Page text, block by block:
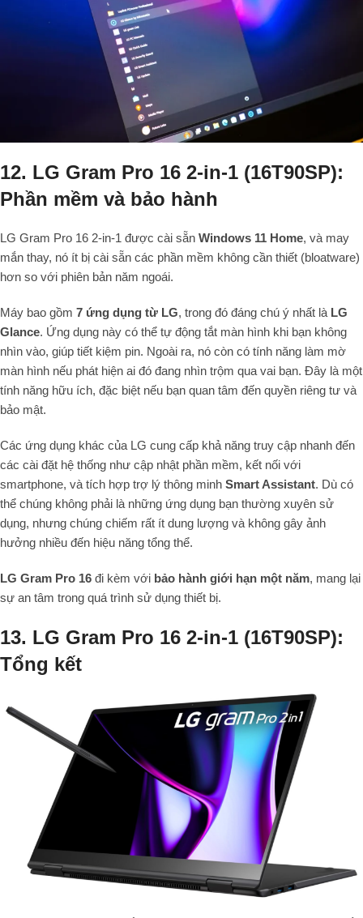
12. LG Gram Pro 16 2-in-1 (16T90SP):
Phần mềm và bảo hành
LG Gram Pro 16 2-in-1 được cài sẵn Windows 11 Home, và may
mắn thay, nó ít bị cài sẵn các phần mềm không cần thiết (bloatware)
hơn so với phiên bản năm ngoái.
Máy bao gồm 7 ứng dụng từ LG, trong đó đáng chú ý nhất là LG
Glance. Ứng dụng này có thể tự động tắt màn hình khi bạn không
nhìn vào, giúp tiết kiệm pin. Ngoài ra, nó còn có tính năng làm mờ
màn hình nếu phát hiện ai đó đang nhìn trộm qua vai bạn. Đây là một
tính năng hữu ích, đặc biệt nếu bạn quan tâm đến quyền riêng tư và
bảo mật.
Các ứng dụng khác của LG cung cấp khả năng truy cập nhanh đến
các cài đặt hệ thống như cập nhật phần mềm, kết nối với
smartphone, và tích hợp trợ lý thông minh Smart Assistant. Dù có
thể chúng không phải là những ứng dụng bạn thường xuyên sử
dụng, nhưng chúng chiếm rất ít dung lượng và không gây ảnh
hưởng nhiều đến hiệu năng tổng thể.
LG Gram Pro 16 đi kèm với bảo hành giới hạn một năm, mang lại
sự an tâm trong quá trình sử dụng thiết bị.
13. LG Gram Pro 16 2-in-1 (16T90SP):
Tổng kết